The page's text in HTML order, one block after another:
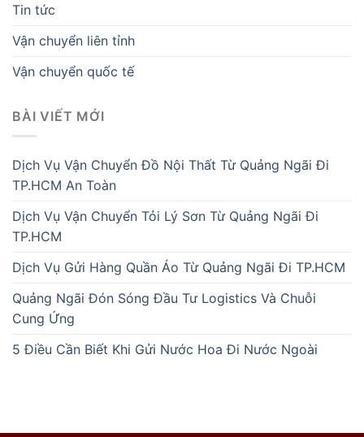
Tin tức
Vận chuyển liên tỉnh
Vận chuyển quốc tế
BÀI VIẾT MỚI
Dịch Vụ Vận Chuyển Đồ Nội Thất Từ Quảng Ngãi Đi
TP.HCM An Toàn
Dịch Vụ Vận Chuyển Tỏi Lý Sơn Từ Quảng Ngãi Đi
TP.HCM
Dịch Vụ Gửi Hàng Quần Áo Từ Quảng Ngãi Đi TP.HCM
Quảng Ngãi Đón Sóng Đầu Tư Logistics Và Chuỗi
Cung Ứng
5 Điều Cần Biết Khi Gửi Nước Hoa Đi Nước Ngoài